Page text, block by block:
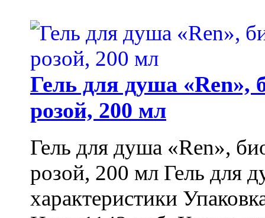
Гель для душа «Ren»,
розой, 200 мл
Гель для душа «Ren»,
розой, 200 мл Гель для
характеристики